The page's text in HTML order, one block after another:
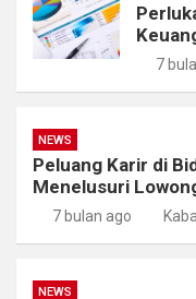
7
NEWS
Peluang Karir di
Menelusuri
7 bulan ago
NEWS